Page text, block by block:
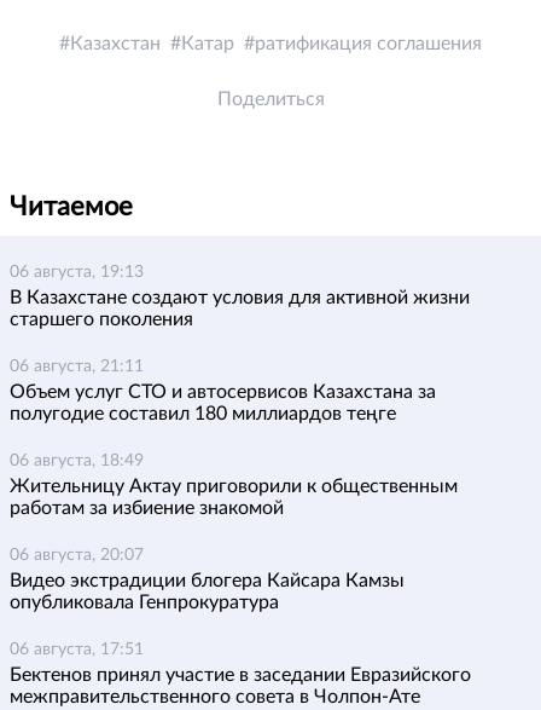
Казахстан Катар ратификация соглашения
Поделиться
Читаемое
06 августа, 19:13
В Казахстане создают условия для активной жизни
старшего поколения
06 августа, 21:11
Объем услуг СТО и автосервисов Казахстана за
полугодие составил 180 миллиардов теңге
06 августа, 18:49
Жительницу Актау приговорили к общественным
работам за избиение знакомой
06 августа, 20:07
Видео экстрадиции блогера Кайсара Камзы
опубликовала Генпрокуратура
06 августа, 17:51
Бектенов принял участие в заседании Евразийского
межправительственного совета в Чолпон-Ате